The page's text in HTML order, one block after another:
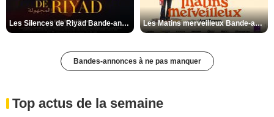
Les Silences de Riyad Bande-annonce VO STFR Les Matins merveilleux Bande-annonce VF
Bandes-annonces à ne pas manquer
Top actus de la semaine